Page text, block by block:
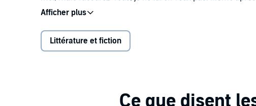
trouvaille, m'envoyer à Paris ! Pour une nana qui n'a jamais
Mais je suis prête. Il était temps de me sortir de là. Je vous
La recette de
Sortez-moi de là
d'émotion et beaucoup de folie. Faites le plein d'énergie
Littérature et fiction